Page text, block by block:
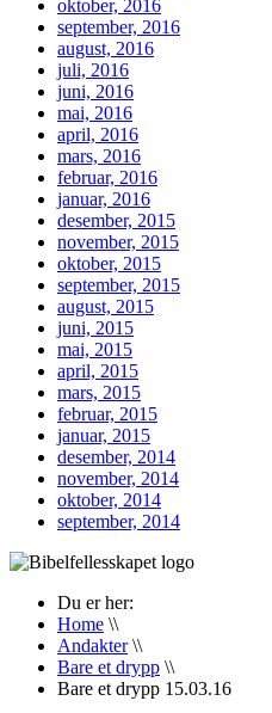
oktober, 2016
september, 2016
august, 2016
juli, 2016
juni, 2016
mai, 2016
april, 2016
mars, 2016
februar, 2016
januar, 2016
desember, 2015
november, 2015
oktober, 2015
september, 2015
august, 2015
juni, 2015
mai, 2015
april, 2015
mars, 2015
februar, 2015
januar, 2015
desember, 2014
november, 2014
oktober, 2014
september, 2014
Du er her:
Home \\
Andakter \\
Bare et drypp \\
Bare et drypp 15.03.16